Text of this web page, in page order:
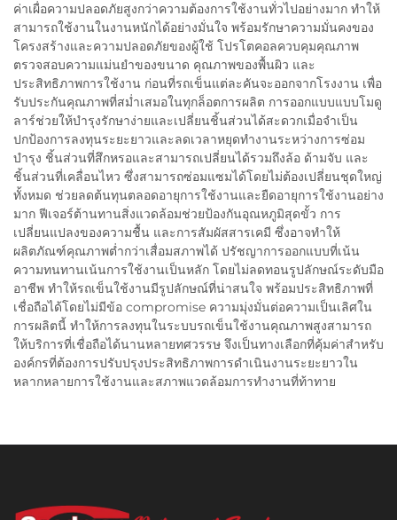
ค่าเผื่อความปลอดภัยสูงกว่าความต้องการใช้งานทั่วไปอย่างมาก ทำให้
สามารถใช้งานในงานหนักได้อย่างมั่นใจ พร้อมรักษาความมั่นคงของ
โครงสร้างและความปลอดภัยของผู้ใช้ โปรโตคอลควบคุมคุณภาพ
ตรวจสอบความแม่นยำของขนาด คุณภาพของพื้นผิว และ
ประสิทธิภาพการใช้งาน ก่อนที่รถเข็นแต่ละคันจะออกจากโรงงาน เพื่อ
รับประกันคุณภาพที่สม่ำเสมอในทุกล็อตการผลิต การออกแบบแบบโมดู
ลาร์ช่วยให้บำรุงรักษาง่ายและเปลี่ยนชิ้นส่วนได้สะดวกเมื่อจำเป็น
ปกป้องการลงทุนระยะยาวและลดเวลาหยุดทำงานระหว่างการซ่อม
บำรุง ชิ้นส่วนที่สึกหรอและสามารถเปลี่ยนได้รวมถึงล้อ ด้ามจับ และ
ชิ้นส่วนที่เคลื่อนไหว ซึ่งสามารถซ่อมแซมได้โดยไม่ต้องเปลี่ยนชุดใหญ่
ทั้งหมด ช่วยลดต้นทุนตลอดอายุการใช้งานและยืดอายุการใช้งานอย่าง
มาก ฟีเจอร์ต้านทานสิ่งแวดล้อมช่วยป้องกันอุณหภูมิสุดขั้ว การ
เปลี่ยนแปลงของความชื้น และการสัมผัสสารเคมี ซึ่งอาจทำให้
ผลิตภัณฑ์คุณภาพต่ำกว่าเสื่อมสภาพได้ ปรัชญาการออกแบบที่เน้น
ความทนทานเน้นการใช้งานเป็นหลัก โดยไม่ลดทอนรูปลักษณ์ระดับมือ
อาชีพ ทำให้รถเข็นใช้งานมีรูปลักษณ์ที่น่าสนใจ พร้อมประสิทธิภาพที่
เชื่อถือได้โดยไม่มีข้อ compromise ความมุ่งมั่นต่อความเป็นเลิศใน
การผลิตนี้ ทำให้การลงทุนในระบบรถเข็นใช้งานคุณภาพสูงสามารถ
ให้บริการที่เชื่อถือได้นานหลายทศวรรษ จึงเป็นทางเลือกที่คุ้มค่าสำหรับ
องค์กรที่ต้องการปรับปรุงประสิทธิภาพการดำเนินงานระยะยาวใน
หลากหลายการใช้งานและสภาพแวดล้อมการทำงานที่ท้าทาย